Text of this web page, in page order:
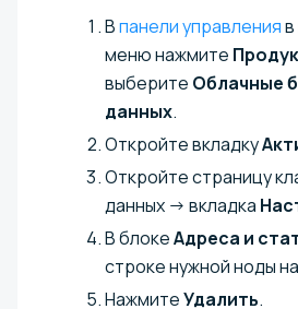
Впанели управления
меню нажмите
выберите Облачные
данных.
Откройте вкладку
Откройте страницу
данных → вкладка
В блокеАдреса и
строке нужной ноды
НажмитеУдалить.